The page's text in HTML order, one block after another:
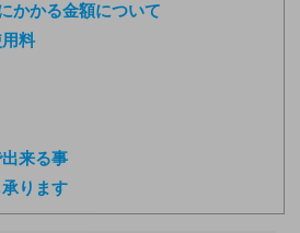
かかる金額について
料
来る事
ります